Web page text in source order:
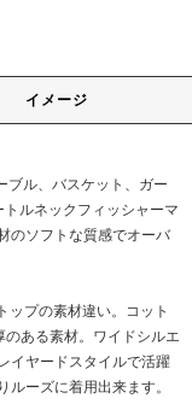
イメージ
ブル、バスケット、ガー
ルネックフィッシャーマ
のソフトな質感でオーバ
ップの素材違い。コット
ある素材。ワイドシルエ
イヤードスタイルで活躍
ーズに着用出来ます。